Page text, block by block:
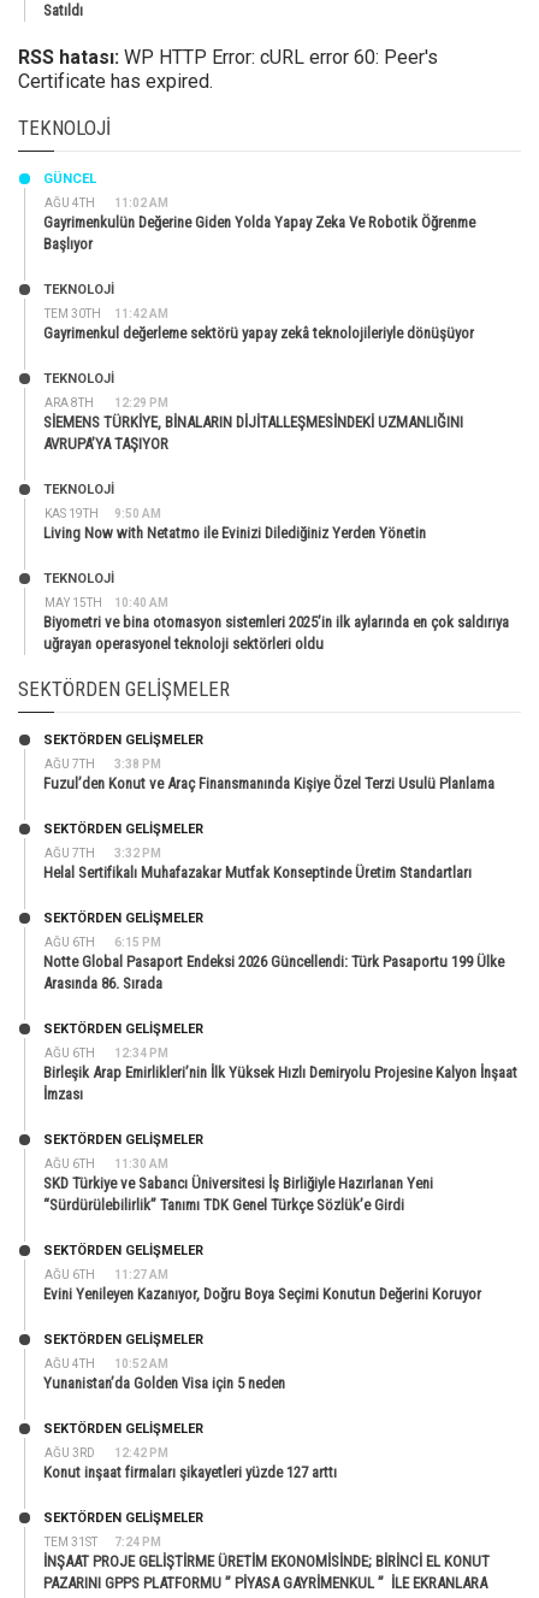
Satıldı
RSS hatası: WP HTTP Error: cURL error 60: Peer's
Certificate has expired.
TEKNOLOJI
AĞU 4TH 11:02 AM
GÜNCEL
Gayrimenkulün Değerine Giden Yolda Yapay Zeka Ve Robotik Öğrenme
Başlıyor
TEM 30TH 11:42 AM
TEKNOLOJİ
Gayrimenkul değerleme sektörü yapay zekâ teknolojileriyle dönüşüyor
ARA 8TH 12:29 PM
TEKNOLOJİ
SİEMENS TÜRKİYE, BİNALARIN DİJİTALLEŞMESİNDEKİ UZMANLIĞINI
AVRUPA’YA TAŞIYOR
KAS 19TH 9:50 AM
TEKNOLOJİ
Living Now with Netatmo ile Evinizi Dilediğiniz Yerden Yönetin
MAY 15TH 10:40 AM
TEKNOLOJİ
Biyometri ve bina otomasyon sistemleri 2025’in ilk aylarında en çok saldırıya
uğrayan operasyonel teknoloji sektörleri oldu
SEKTÖRDEN GELIŞMELER
AĞU 7TH 3:38 PM
SEKTÖRDEN GELIŞMELER
Fuzul’den Konut ve Araç Finansmanında Kişiye Özel Terzi Usulü Planlama
AĞU 7TH 3:32 PM
SEKTÖRDEN GELIŞMELER
Helal Sertifikalı Muhafazakar Mutfak Konseptinde Üretim Standartları
AĞU 6TH 6:15 PM
SEKTÖRDEN GELIŞMELER
Notte Global Pasaport Endeksi 2026 Güncellendi: Türk Pasaportu 199 Ülke
Arasında 86. Sırada
AĞU 6TH 12:34 PM
SEKTÖRDEN GELIŞMELER
Birleşik Arap Emirlikleri’nin İlk Yüksek Hızlı Demiryolu Projesine Kalyon İnşaat
İmzası
AĞU 6TH 11:30 AM
SEKTÖRDEN GELIŞMELER
SKD Türkiye ve Sabancı Üniversitesi İş Birliğiyle Hazırlanan Yeni
“Sürdürülebilirlik” Tanımı TDK Genel Türkçe Sözlük’e Girdi
AĞU 6TH 11:27 AM
SEKTÖRDEN GELIŞMELER
Evini Yenileyen Kazanıyor, Doğru Boya Seçimi Konutun Değerini Koruyor
AĞU 4TH 10:52 AM
SEKTÖRDEN GELIŞMELER
Yunanistan’da Golden Visa için 5 neden
AĞU 3RD 12:42 PM
SEKTÖRDEN GELIŞMELER
Konut inşaat firmaları şikayetleri yüzde 127 arttı
TEM 31ST 7:24 PM
SEKTÖRDEN GELIŞMELER
İNŞAAT PROJE GELİŞTİRME ÜRETİM EKONOMİSİNDE; BİRİNCİ EL KONUT
PAZARINI GPPS PLATFORMU ” PİYASA GAYRİMENKUL ” İLE EKRANLARA